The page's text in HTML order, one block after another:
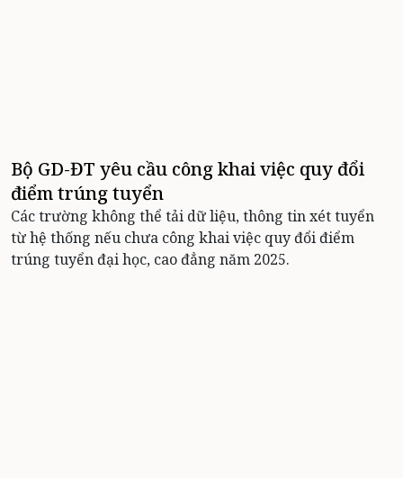
Bộ GD-ĐT yêu cầu công khai việc quy đổi
điểm trúng tuyển
Các trường không thể tải dữ liệu, thông tin xét tuyển
từ hệ thống nếu chưa công khai việc quy đổi điểm
trúng tuyển đại học, cao đẳng năm 2025.